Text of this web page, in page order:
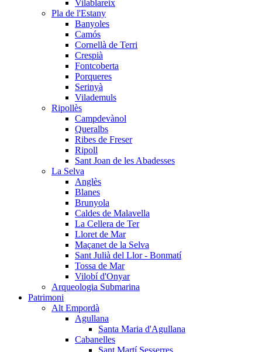
Vilablareix
Pla de l'Estany
Banyoles
Camós
Cornellà de Terri
Crespià
Fontcoberta
Porqueres
Serinyà
Vilademuls
Ripollès
Campdevànol
Queralbs
Ribes de Freser
Ripoll
Sant Joan de les Abadesses
La Selva
Anglès
Blanes
Brunyola
Caldes de Malavella
La Cellera de Ter
Lloret de Mar
Maçanet de la Selva
Sant Julià del Llor - Bonmatí
Tossa de Mar
Vilobí d'Onyar
Arqueologia Submarina
Patrimoni
Alt Empordà
Agullana
Santa Maria d'Agullana
Cabanelles
Sant Martí Sesserres